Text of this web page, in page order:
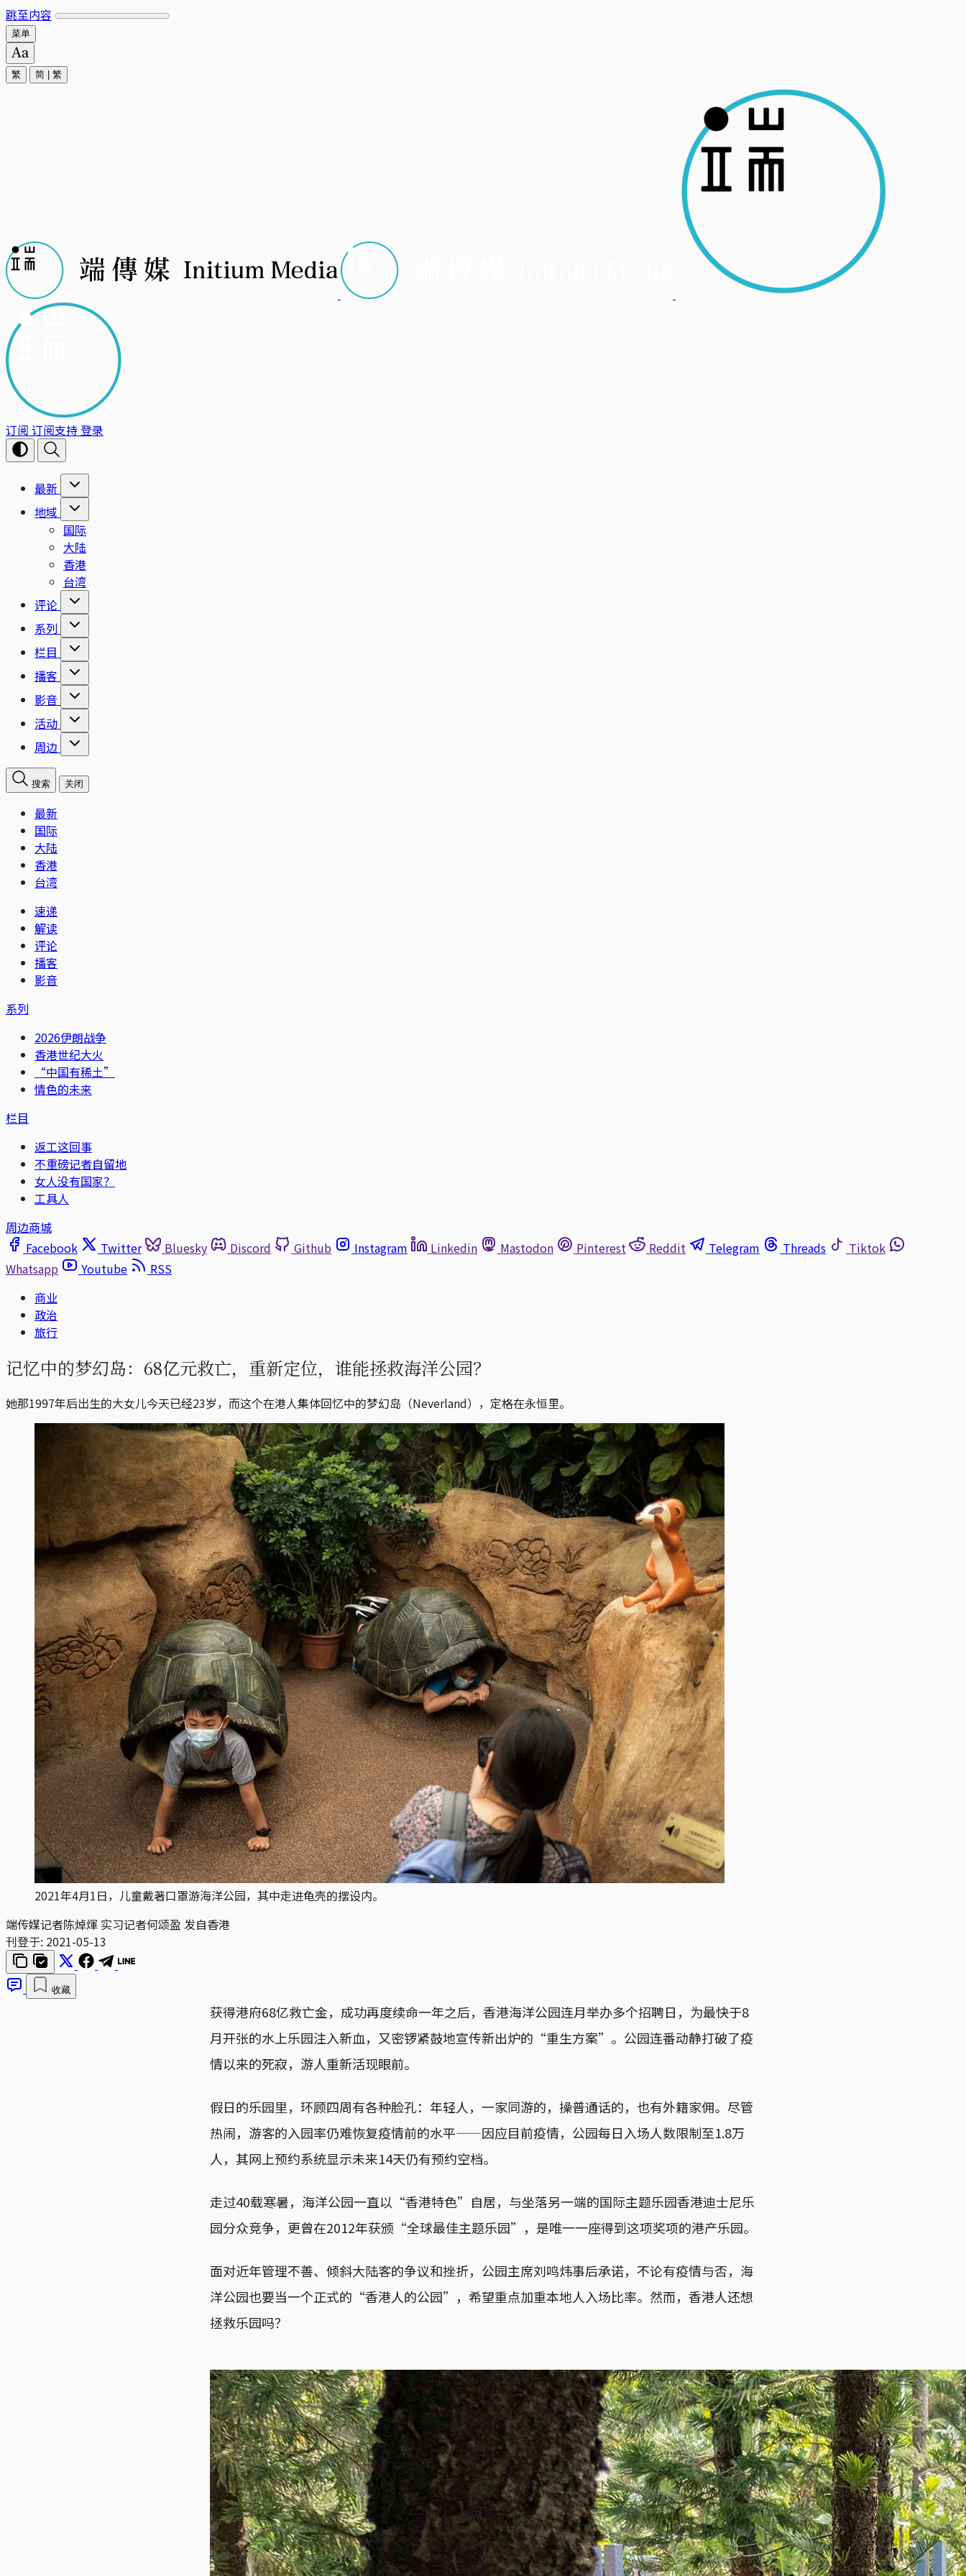
跳至内容
菜单
繁 简 繁
订阅 订阅支持登录
最新
地域
国际
大陆
香港
台湾
评论
系列
栏目
播客
影音
活动
周边
搜索 关闭
最新
国际
大陆
香港
台湾
速递
解读
评论
播客
影音
系列
2026伊朗战争
香港世纪大火
“中国有稀土”
情色的未来
栏目
返工这回事
不重磅记者自留地
女人没有国家？
工具人
周边商城
Facebook
Twitter Bluesky Discord Github Instagram Linkedin Mastodon Pinterest Reddit Telegram Threads
Tiktok
Whatsapp
Youtube
RSS
商业
政治
旅行
记忆中的梦幻岛：68亿元救亡，重新定位，谁能拯救海洋公园？
她那1997年后出生的大女儿今天已经23岁，而这个在港人集体回忆中的梦幻岛（Neverland），定格在永恒里。
2021年4月1日，儿童戴著口罩游海洋公园，其中走进龟壳的摆设内。
端传媒记者陈焯煇 实习记者何颂盈 发自香港
刊登于: 2021-05-13
收藏
获得港府68亿救亡金，成功再度续命一年之后，香港海洋公园连月举办多个招聘日，为最快于8
月开张的水上乐园注入新血，又密锣紧鼓地宣传新出炉的“重生方案”。公园连番动静打破了疫
情以来的死寂，游人重新活现眼前。
假日的乐园里，环顾四周有各种脸孔：年轻人，一家同游的，操普通话的，也有外籍家佣。尽管
热闹，游客的入园率仍难恢复疫情前的水平——因应目前疫情，公园每日入场人数限制至1.8万
人，其网上预约系统显示未来14天仍有预约空档。
走过40载寒暑，海洋公园一直以“香港特色”自居，与坐落另一端的国际主题乐园香港迪士尼乐
园分众竞争，更曾在2012年获颁“全球最佳主题乐园”，是唯一一座得到这项奖项的港产乐园。
面对近年管理不善、倾斜大陆客的争议和挫折，公园主席刘鸣炜事后承诺，不论有疫情与否，海
洋公园也要当一个正式的“香港人的公园”，希望重点加重本地人入场比率。然而，香港人还想
拯救乐园吗？